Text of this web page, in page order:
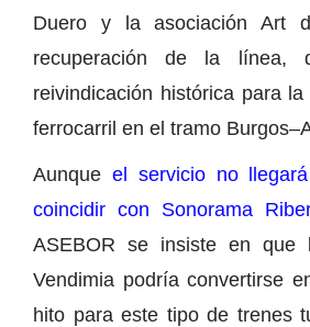
Duero y la asociación Art
recuperación de la línea,
reivindicación histórica para
ferrocarril en el tramo
Aunque el servicio no
coincidir con Sonorama
ASEBOR se insiste en que
Vendimia podría convertirse
hito para este tipo de trenes